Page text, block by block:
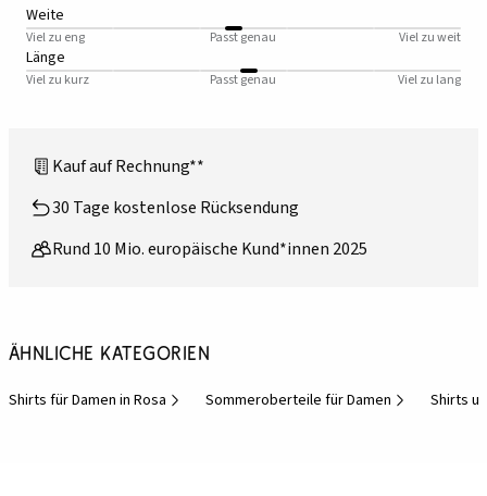
Weite
Viel zu eng Passt genau Viel zu weit
Länge
Viel zu kurz Passt genau Viel zu lang
Kauf auf Rechnung**
30 Tage kostenlose Rücksendung
Rund 10 Mio. europäische Kund*innen 2025
Ähnliche Kategorien
Shirts für Damen in Rosa Sommeroberteile für Damen Shirts